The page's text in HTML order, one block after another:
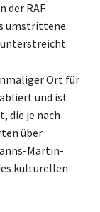
der RAF
umstrittene
unterstreicht.
Ort für
und ist
die je nach
über
Martin-
kulturellen